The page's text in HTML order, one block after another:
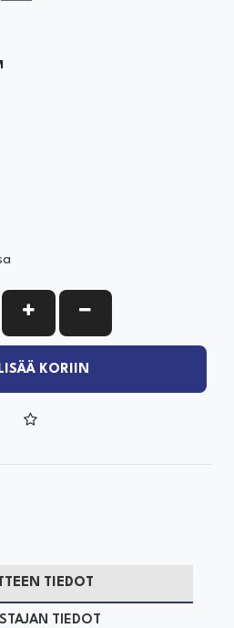
KASVATA MÄÄRÄÄ
VÄHENNÄ MÄÄRÄÄ
LISÄÄ KORIIN
TIEDOT
TIEDOT